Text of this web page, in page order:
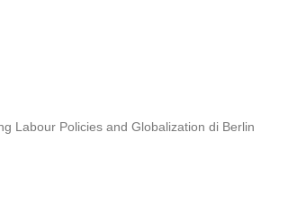
Labour Policies and Globalization di Berlin